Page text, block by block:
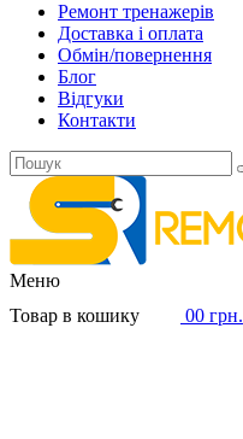
Ремонт тренажерів
Доставка і оплата
Обмін/повернення
Блог
Відгуки
Контакти
Меню
Товар в кошику
00 грн.